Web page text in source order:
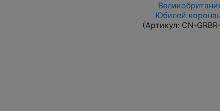
Юбилей
(Артикул: CN-